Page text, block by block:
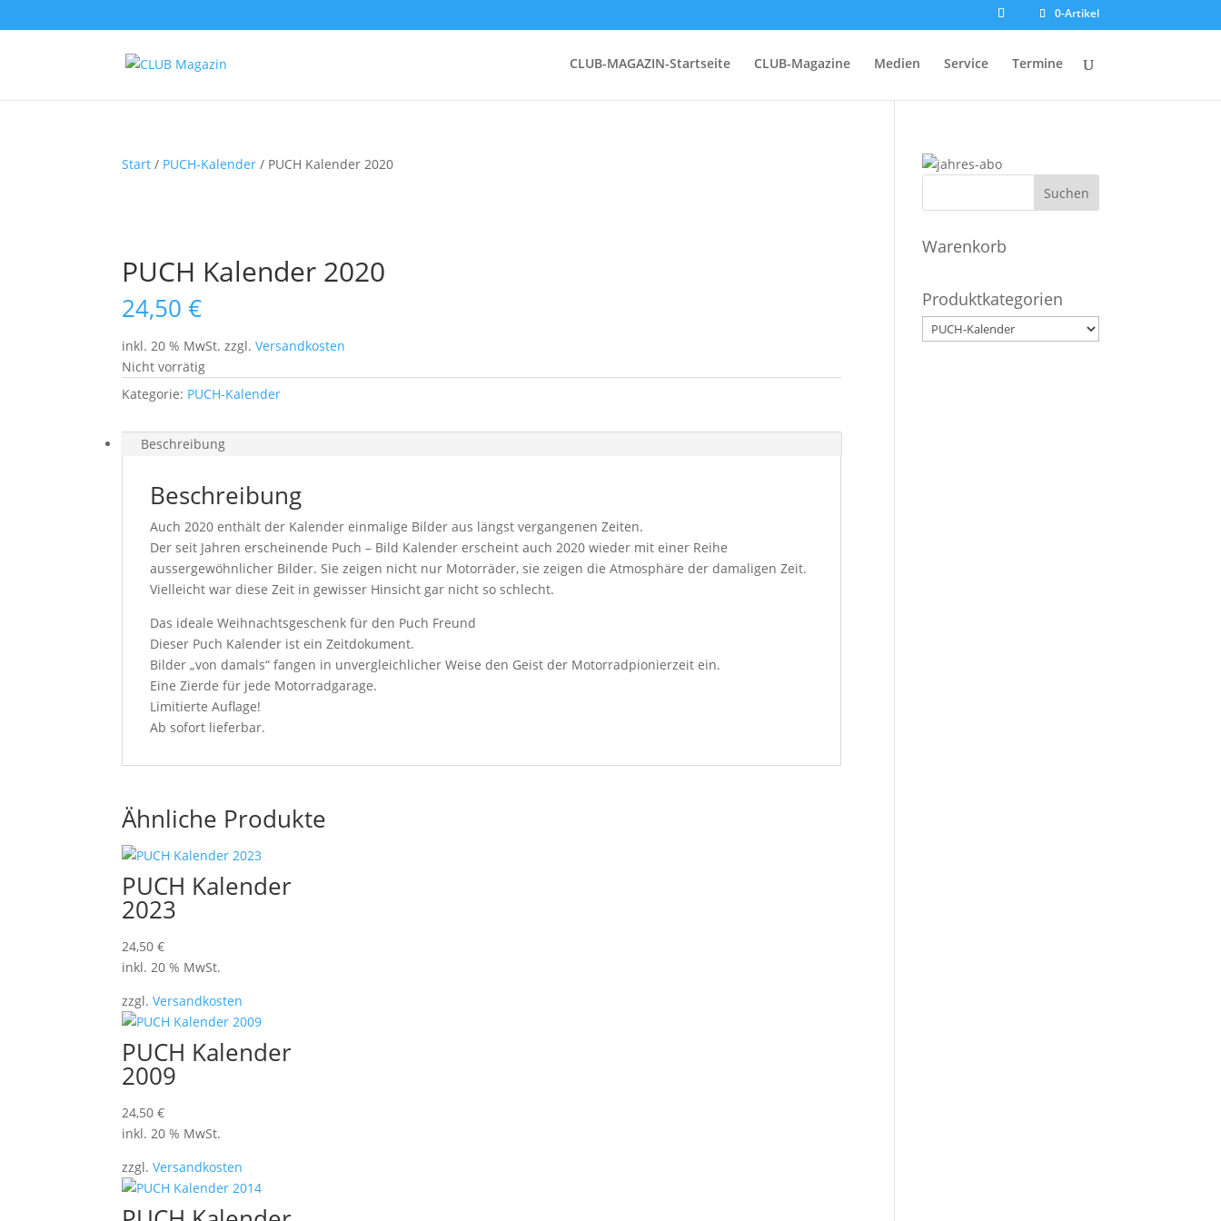
0-Artikel
CLUB-MAGAZIN-Startseite CLUB-Magazine Medien Service Termine
Start / PUCH-Kalender / PUCH Kalender 2020
PUCH Kalender 2020
24,50€
inkl. 20 % MwSt. zzgl.Versandkosten
Nicht vorrätig
Kategorie: PUCH-Kalender
Beschreibung
Beschreibung
Auch 2020 enthält der Kalender einmalige Bilder aus längst vergangenen Zeiten.
Der seit Jahren erscheinende Puch – Bild Kalender erscheint auch 2020 wieder mit einer Reihe
aussergewöhnlicher Bilder. Sie zeigen nicht nur Motorräder, sie zeigen die Atmosphäre der damaligen Zeit.
Vielleicht war diese Zeit in gewisser Hinsicht gar nicht so schlecht.
Das ideale Weihnachtsgeschenk für den Puch Freund
Dieser Puch Kalender ist ein Zeitdokument.
Bilder „von damals“ fangen in unvergleichlicher Weise den Geist der Motorradpionierzeit ein.
Eine Zierde für jede Motorradgarage.
Limitierte Auflage!
Ab sofort lieferbar.
Ähnliche Produkte
PUCH Kalender
2023
24,50€
inkl. 20 % MwSt.
zzgl.Versandkosten
PUCH Kalender
2009
24,50€
inkl. 20 % MwSt.
zzgl.Versandkosten
Warenkorb
Produktkategorien